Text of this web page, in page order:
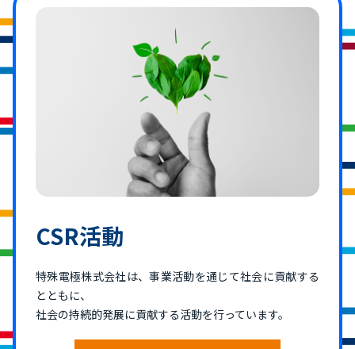
CSR活動
特殊電極株式会社は、事業活動を通じて社会に貢献する
とともに、
社会の持続的発展に貢献する活動を行っています。